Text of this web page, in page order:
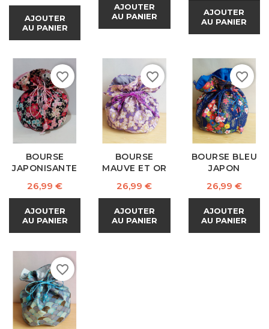
AJOUTER
AU PANIER
AJOUTER
AU PANIER
AJOUTER
AU PANIER
BOURSE
JAPONISANTE
Prix
26,99 €
AJOUTER
AU PANIER
favorite_border
BOURSE
MAUVE ET OR
Prix
26,99 €
AJOUTER
AU PANIER
favorite_border
BOURSE BLEU
JAPON
Prix
26,99 €
AJOUTER
AU PANIER
favorite_border
favorite_border